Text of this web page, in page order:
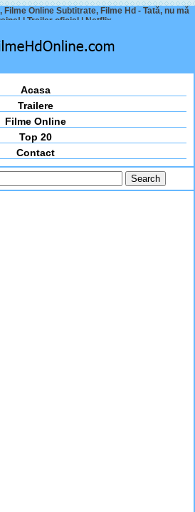
Filme Online Subtitrate, Filme Hd - Tată, nu mă
| Trailer oficial | Netflix
Acasa
Trailere
Filme Online
Top 20
Contact